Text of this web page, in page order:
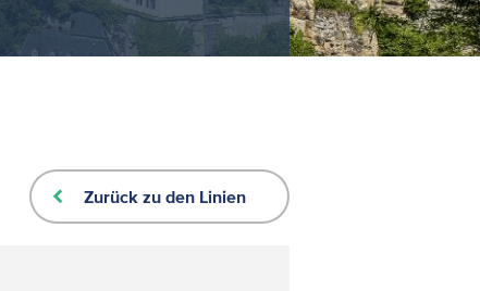
Zurück zu den Linien